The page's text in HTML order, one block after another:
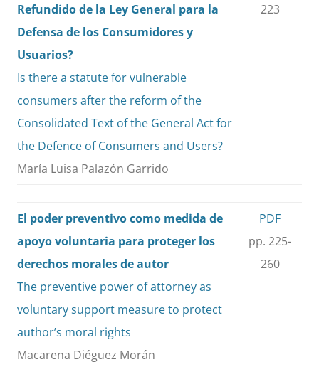
Refundido de la Ley General para la
Defensa de los Consumidores y
Usuarios?
Is there a statute for vulnerable
consumers after the reform of the
Consolidated Text of the General Act for
the Defence of Consumers and Users?
María Luisa Palazón Garrido
223
El poder preventivo como medida de
apoyo voluntaria para proteger los
derechos morales de autor
The preventive power of attorney as
voluntary support measure to protect
author’s moral rights
Macarena Diéguez Morán
PDF
pp. 225-
260